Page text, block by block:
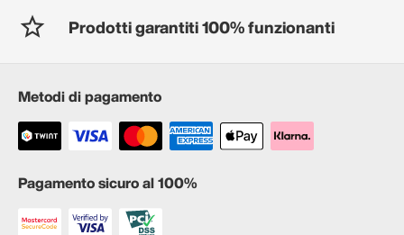
Prodotti garantiti 100% funzionanti
Metodi di pagamento
Pagamento sicuro al 100%